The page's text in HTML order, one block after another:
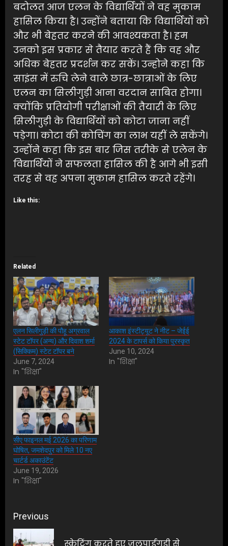
बदोलत आज एलन के विद्यार्थियों ने वह मुकाम
हासिल किया है। उन्होंने बताया कि विद्यार्थियों को
और भी बेहतर करने की आवश्यकता है। हम
उनको इस प्रकार से तैयार करते हैं कि वह और
अधिक बेहतर प्रदर्शन कर सकें। उन्होने कहा कि
साइंस में रुचि लेने वाले छात्र-छात्राओं के लिए
एलन का सिलीगुड़ी आना वरदान साबित होगा।
क्योंकि प्रतियोगी परीक्षाओं की तैयारी के लिए
सिलीगुड़ी के विद्यार्थियों को कोटा जाना नहीं
पड़ेगा। कोटा की कोचिंग का लाभ यहीं ले सकेंगे।
उन्होंने कहा कि इस बार जिस तरीके से एलेन के
विद्यार्थियों ने सफलता हासिल की है आगे भी इसी
तरह से वह अपना मुकाम हासिल करते रहेंगे।
Like this:
Related
एलन सिलीगुड़ी की पौहू अग्रवाल
स्टेट टॉपर (अन्य) और दिवाश शर्मा
(सिक्किम) स्टेट टॉपर बने
June 7, 2024
In "शिक्षा"
आकाश इंस्टीट्यूट ने नीट – जेईई
2024 के टापर्स को किया पुरस्कृत
June 10, 2024
In "शिक्षा"
सीए फाइनल मई 2026 का परिणाम
घोषित, जमशेदपुर को मिले 10 नए
चार्टर्ड अकाउंटेंट
June 19, 2026
In "शिक्षा"
Post
navigation
Previous